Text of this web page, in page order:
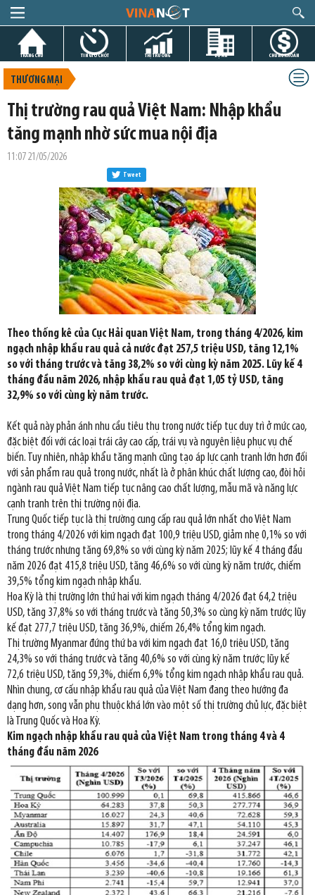
TRANG CHỦ TIN GIỜ CHÓT THỊ TRƯỜNG DỰ ÁN CHỨNG KHOÁN
THƯƠNG MẠI
Thị trường rau quả Việt Nam: Nhập khẩu
tăng mạnh nhờ sức mua nội địa
11:07 21/05/2026
Tweet
Theo thống kê của Cục Hải quan Việt Nam, trong tháng 4/2026, kim
ngạch nhập khẩu rau quả cả nước đạt 257,5 triệu USD, tăng 12,1%
so với tháng trước và tăng 38,2% so với cùng kỳ năm 2025. Lũy kế 4
tháng đầu năm 2026, nhập khẩu rau quả đạt 1,05 tỷ USD, tăng
32,9% so với cùng kỳ năm trước.
Kết quả này phản ánh nhu cầu tiêu thụ trong nước tiếp tục duy trì ở mức cao,
đặc biệt đối với các loại trái cây cao cấp, trái vụ và nguyên liệu phục vụ chế
biến. Tuy nhiên, nhập khẩu tăng mạnh cũng tạo áp lực cạnh tranh lớn hơn đối
với sản phẩm rau quả trong nước, nhất là ở phân khúc chất lượng cao, đòi hỏi
ngành rau quả Việt Nam tiếp tục nâng cao chất lượng, mẫu mã và năng lực
cạnh tranh trên thị trường nội địa.
Trung Quốc tiếp tục là thị trường cung cấp rau quả lớn nhất cho Việt Nam
trong tháng 4/2026 với kim ngạch đạt 100,9 triệu USD, giảm nhẹ 0,1% so với
tháng trước nhưng tăng 69,8% so với cùng kỳ năm 2025; lũy kế 4 tháng đầu
năm 2026 đạt 415,8 triệu USD, tăng 46,6% so với cùng kỳ năm trước, chiếm
39,5% tổng kim ngạch nhập khẩu.
Hoa Kỳ là thị trường lớn thứ hai với kim ngạch tháng 4/2026 đạt 64,2 triệu
USD, tăng 37,8% so với tháng trước và tăng 50,3% so cùng kỳ năm trước; lũy
kế đạt 277,7 triệu USD, tăng 36,9%, chiếm 26,4% tổng kim ngạch.
Thị trường Myanmar đứng thứ ba với kim ngạch đạt 16,0 triệu USD, tăng
24,3% so với tháng trước và tăng 40,6% so với cùng kỳ năm trước; lũy kế
72,6 triệu USD, tăng 59,3%, chiếm 6,9% tổng kim ngạch nhập khẩu rau quả.
Nhìn chung, cơ cấu nhập khẩu rau quả của Việt Nam đang theo hướng đa
dạng hơn, song vẫn phụ thuộc khá lớn vào một số thị trường chủ lực, đặc biệt
là Trung Quốc và Hoa Kỳ.
Kim ngạch nhập khẩu rau quả của Việt Nam trong tháng 4 và 4
tháng đầu năm 2026